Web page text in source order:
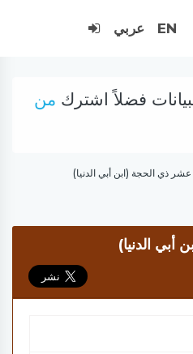
EN عربي
فضلاً اشترك من
ذي الحجة (ابن أبي الدنيا)
الدنيا)